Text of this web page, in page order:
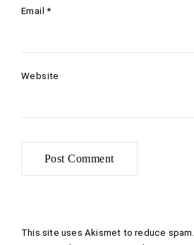
Email*
Website
This site uses Akismet to reduce spam.